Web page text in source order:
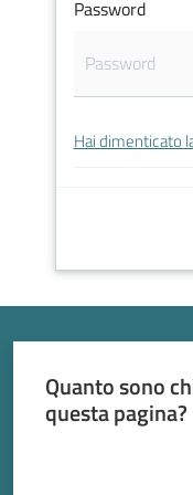
Password
Hai dimenticato
Quanto sono
questa pagina?